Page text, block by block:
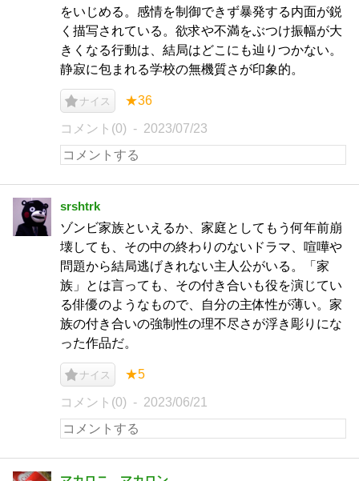
をいじめる。感情を制御できず暴発する内面が鋭
く描写されている。欲求や不満をぶつけ振幅が大
きくなる行動は、結局はどこにも辿りつかない。
静寂に包まれる学校の無機質さが印象的。
ナイス ★36
コメント(0) 2023/07/23
srshtrk
ゾンビ家族といえるか、家庭としてもう何年前崩
壊しても、その中の終わりのないドラマ、喧嘩や
問題から結局逃げきれない主人公がいる。「家
族」とは言っても、その付き合いも役を演じてい
る俳優のようなもので、自分の主体性が薄い。家
族の付き合いの強制性の理不尽さが浮き彫りにな
った作品だ。
ナイス ★5
コメント(0) 2023/06/21